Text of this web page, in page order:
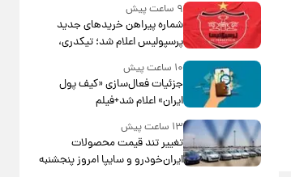
۹ ساعت پیش
شماره پیراهن خریدهای جدید
پرسپولیس اعلام شد؛ تیکدری،
محبی و سرگیف با اعداد ویژه
۱۰ ساعت پیش
جزئیات فعال‌سازی «کیف پول
ایران» اعلام شد+فیلم
۱۳ ساعت پیش
تغییر تند قیمت محصولات
ایران‌خودرو و سایپا امروز پنجشنبه